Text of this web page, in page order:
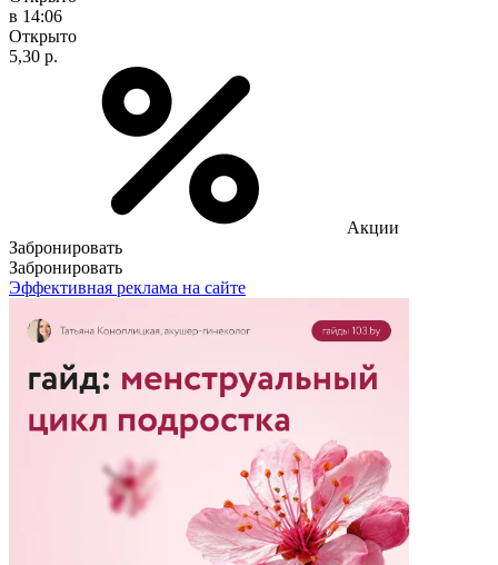
в 14:06
Открыто
5,30 р.
Акции
Забронировать
Забронировать
Эффективная реклама на сайте